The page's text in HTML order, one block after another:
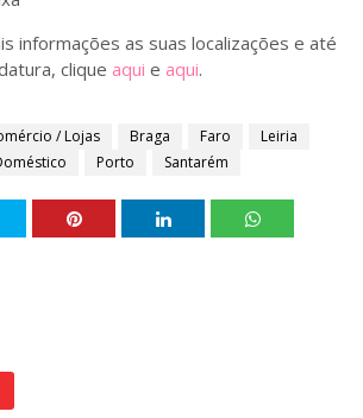
informações as suas localizações e até
clique aqui e aqui.
/ Lojas Braga Faro
Leiria
Porto Santarém